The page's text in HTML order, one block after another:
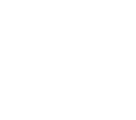
Winter Arrangement. Boek
door de warme sfeer, het comfort en
gewend bent.
op de vanaf-prijs en boekbaar op